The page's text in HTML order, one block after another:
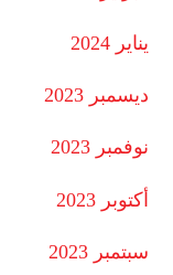
يناير 2024
ديسمبر 2023
نوفمبر 2023
أكتوبر 2023
سبتمبر 2023